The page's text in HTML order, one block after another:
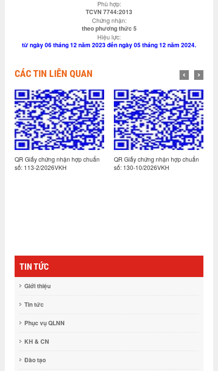
Phù hợp:
TCVN 7744:2013
Chứng nhận:
theo phương thức 5
Hiệu lực:
từ ngày 06 tháng 12 năm 2023 đến ngày 05 tháng 12 năm 2024.
CÁC TIN LIÊN QUAN
QR Giấy chứng nhận hợp chuẩn
số: 113-2/2026VKH
QR Giấy chứng nhận hợp chuẩn
số: 130-10/2026VKH
TIN TỨC
Giới thiệu
Tin tức
Phục vụ QLNN
KH & CN
Đào tạo